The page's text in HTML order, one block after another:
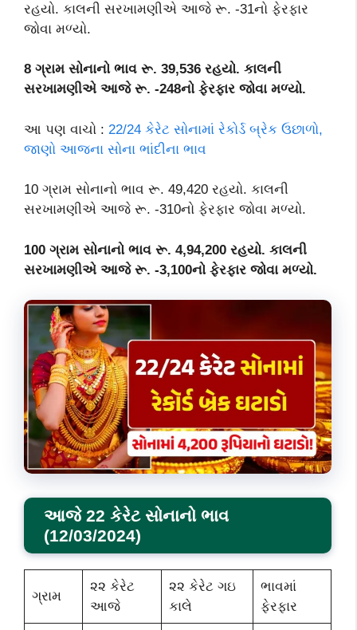
રહયો. કાલની સરખામણીએ આજે રૂ. -31નો ફેરફાર
જોવા મળ્યો.
8 ગ્રામ સોનાનો ભાવ રૂ. 39,536 રહયો. કાલની
સરખામણીએ આજે રૂ. -248નો ફેરફાર જોવા મળ્યો.
આ પણ વાચો : 22/24 કેરેટ સોનામાં રેકોર્ડ બ્રેક ઉછાળો,
જાણો આજના સોના ભાંદીના ભાવ
10 ગ્રામ સોનાનો ભાવ રૂ. 49,420 રહયો. કાલની
સરખામણીએ આજે રૂ. -310નો ફેરફાર જોવા મળ્યો.
100 ગ્રામ સોનાનો ભાવ રૂ. 4,94,200 રહયો. કાલની
સરખામણીએ આજે રૂ. -3,100નો ફેરફાર જોવા મળ્યો.
આજે 22 કેરેટ સોનાનો ભાવ
(12/03/2024)
ગ્રામ
૨૨ કેરેટ
આજે
૨૨ કેરેટ ગઇ
કાલે
ભાવમાં
ફેરફાર